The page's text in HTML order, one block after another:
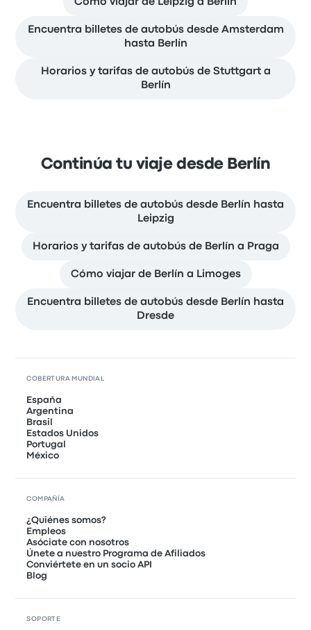
Cómo viajar de Leipzig a Berlín
Encuentra billetes de autobús desde Amsterdam
hasta Berlín
Horarios y tarifas de autobús de Stuttgart a
Berlín
Continúa tu viaje desde Berlín
Encuentra billetes de autobús desde Berlín hasta
Leipzig
Horarios y tarifas de autobús de Berlín a Praga
Cómo viajar de Berlín a Limoges
Encuentra billetes de autobús desde Berlín hasta
Dresde
COBERTURA MUNDIAL
España
Argentina
Brasil
Estados Unidos
Portugal
México
COMPAÑÍA
¿Quiénes somos?
Empleos
Asóciate con nosotros
Únete a nuestro Programa de Afiliados
Conviértete en un socio API
Blog
SOPORTE